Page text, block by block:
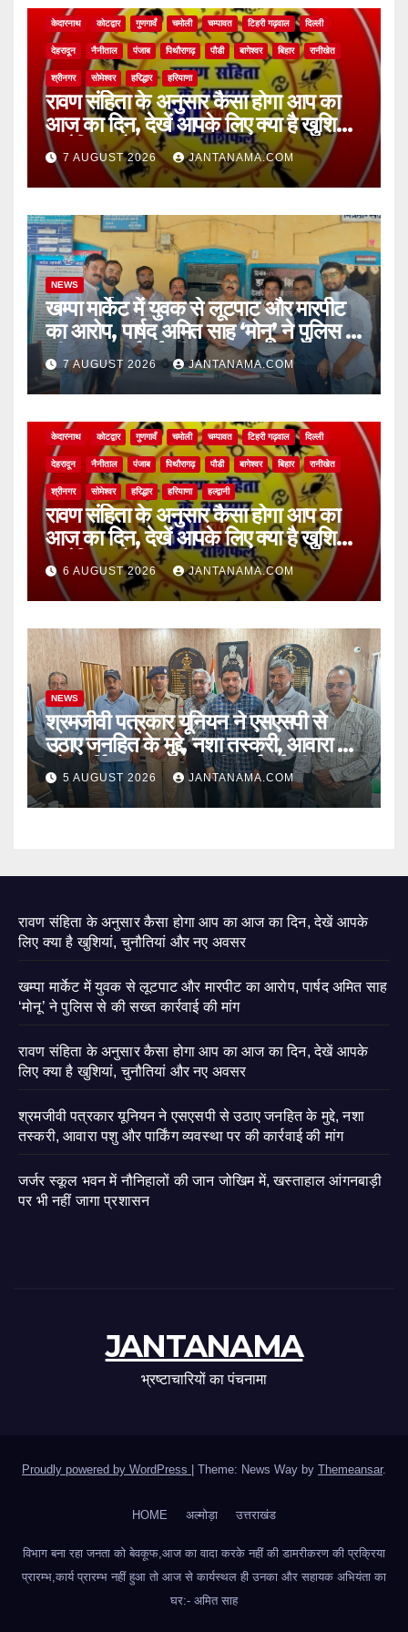
केदारनाथ कोटद्वार गुणगावँ चमोली चम्पावत टिहरी गढ़वाल दिल्ली
देहरादून नैनीताल पंजाब पिथौरागढ़ पौडी बागेश्वर बिहार रानीखेत
श्रीनगर सोमेश्वर हरिद्धार हरियाणा
रावण संहिता के अनुसार कैसा होगा आप का
आज का दिन, देखें आपके लिए क्या है खुशियां,
चुनौतियां और नए अवसर
7 AUGUST 2026 JANTANAMA.COM
NEWS
खम्पा मार्केट में युवक से लूटपाट और मारपीट
का आरोप, पार्षद अमित साह ‘मोनू’ ने पुलिस से
की सख्त कार्रवाई की मांग
7 AUGUST 2026 JANTANAMA.COM
केदारनाथ कोटद्वार गुणगावँ चमोली चम्पावत टिहरी गढ़वाल दिल्ली
देहरादून नैनीताल पंजाब पिथौरागढ़ पौडी बागेश्वर बिहार रानीखेत
श्रीनगर सोमेश्वर हरिद्धार हरियाणा हल्द्वानी
रावण संहिता के अनुसार कैसा होगा आप का
आज का दिन, देखें आपके लिए क्या है खुशियां,
चुनौतियां और नए अवसर
6 AUGUST 2026 JANTANAMA.COM
NEWS
श्रमजीवी पत्रकार यूनियन ने एसएसपी से
उठाए जनहित के मुद्दे, नशा तस्करी, आवारा पशु
और पार्किंग व्यवस्था पर की कार्रवाई की मांग
5 AUGUST 2026 JANTANAMA.COM
रावण संहिता के अनुसार कैसा होगा आप का आज का दिन, देखें आपके
लिए क्या है खुशियां, चुनौतियां और नए अवसर
खम्पा मार्केट में युवक से लूटपाट और मारपीट का आरोप, पार्षद अमित साह
‘मोनू’ ने पुलिस से की सख्त कार्रवाई की मांग
रावण संहिता के अनुसार कैसा होगा आप का आज का दिन, देखें आपके
लिए क्या है खुशियां, चुनौतियां और नए अवसर
श्रमजीवी पत्रकार यूनियन ने एसएसपी से उठाए जनहित के मुद्दे, नशा
तस्करी, आवारा पशु और पार्किंग व्यवस्था पर की कार्रवाई की मांग
जर्जर स्कूल भवन में नौनिहालों की जान जोखिम में, खस्ताहाल आंगनबाड़ी
पर भी नहीं जागा प्रशासन
JANTANAMA
भ्रष्टाचारियों का पंचनामा
Proudly powered by WordPress Theme: News Way by Themeansar.
HOME अल्मोड़ा उत्तराखंड
विभाग बना रहा जनता को बेवकूफ,आज का वादा करके नहीं की डामरीकरण की प्रक्रिया
प्रारम्भ,कार्य प्रारम्भ नहीं हुआ तो आज से कार्यस्थल ही उनका और सहायक अभियंता का
घर:- अमित साह